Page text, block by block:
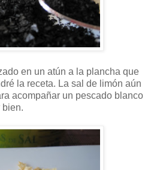
en un atún a la plancha que
la receta. La sal de limón aún
acompañar un pescado blanco
bien.